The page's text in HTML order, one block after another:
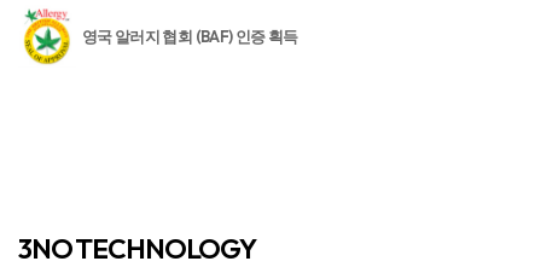
영국 알러지 협회 (BAF) 인증 획득
3NO TECHNOLOGY